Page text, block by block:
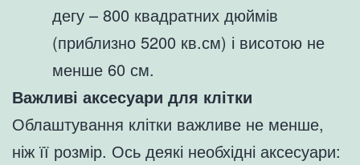
дегу – 800 квадратних дюймів
(приблизно 5200 кв.см) і висотою не
менше 60 см.
Важливі аксесуари для клітки
Облаштування клітки важливе не менше,
ніж її розмір. Ось деякі необхідні аксесуари: